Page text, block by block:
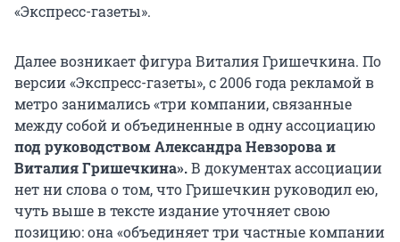
«Экспресс-газеты».
Далее возникает фигура Виталия Гришечкина. По
версии «Экспресс-газеты», с 2006 года рекламой в
метро занимались «три компании, связанные
между собой и объединенные в одну ассоциацию
под руководством Александра Невзорова и
Виталия Гришечкина».В документах ассоциации
нет ни слова о том, что Гришечкин руководил ею,
чуть выше в тексте издание уточняет свою
позицию: она «объединяет три частные компании